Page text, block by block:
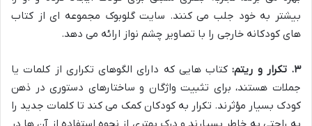
بیشتر به خود جلب می کنند. سایت گلوبوک مجموعه ای از کتاب
های کودکانه خارجی را با تصاویر چشم نواز ارائه می دهد.
۳. تکرار و ریتم:
کتاب هایی که دارای الگوهای تکراری از کلمات یا
جملات هستند، برای تثبیت واژگان و ساختارهای دستوری در ذهن
کودک بسیار مؤثرند. تکرار به کودکان کمک می کند تا کلمات جدید را